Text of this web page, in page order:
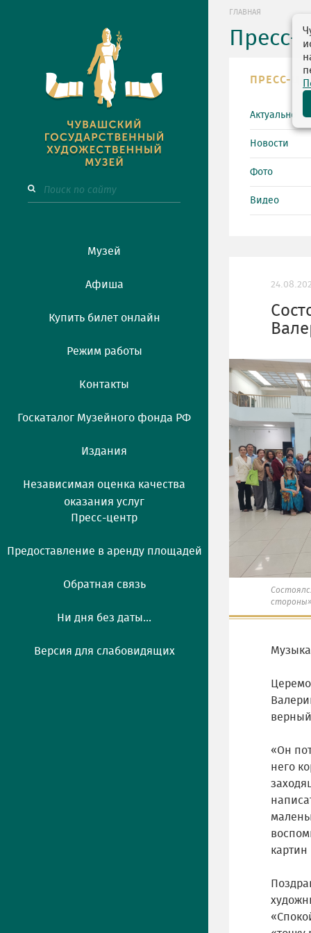
Музей
Афиша
Купить билет онлайн
Режим работы
Контакты
Госкаталог Музейного фонда РФ
Издания
Независимая оценка качества
оказания услуг
Пресс-центр
Предоставление в аренду площадей
Обратная связь
Ни дня без даты...
Версия для слабовидящих
ГЛАВНАЯ
Пресс-
ПРЕСС-
Актуально
Новости
Фото
Видео
верный
«Он
него